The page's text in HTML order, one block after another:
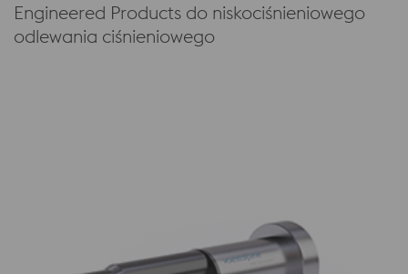
Engineered Products do niskociśnieniowego
odlewania ciśnieniowego